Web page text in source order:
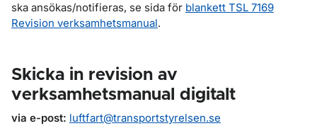
ska ansökas/notifieras, se sida för blankett TSL 7169
Revision verksamhetsmanual.
Skicka in revision av
verksamhetsmanual digitalt
via e-post: luftfart@transportstyrelsen.se